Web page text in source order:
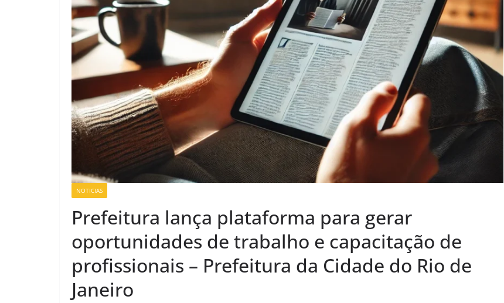
NOTICIAS
Prefeitura lança plataforma para gerar
oportunidades de trabalho e capacitação de
profissionais – Prefeitura da Cidade do Rio de
Janeiro